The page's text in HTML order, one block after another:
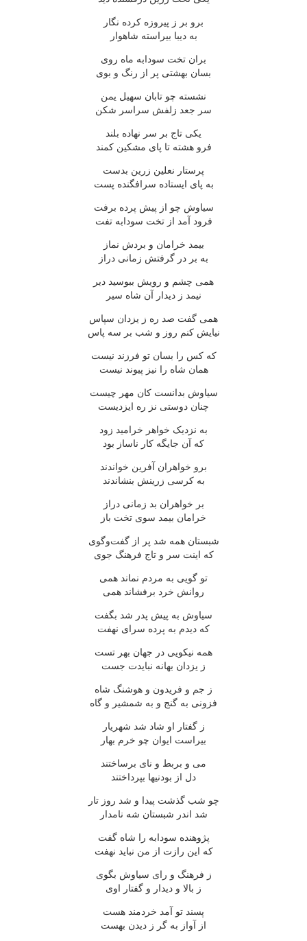
برو بر ز پیروزه کرده نگار
به دیبا بیراسته شاهوار
بران تخت سودابه ماه روی
بسان بهشتی پر از رنگ و بوی
نشسته چو تابان سهیل یمن
سر جعد زلفش سراسر شکن
یکی تاج بر سر نهاده بلند
فرو هشته تا پای مشکین کمند
پرستار نعلین زرین بدست
به پای ایستاده سرافگنده پست
سیاوش چو از پیش پرده برفت
فرود آمد از تخت سودابه تفت
بیمد خرامان و بردش نماز
به بر در گرفتش زمانی دراز
همی چشم و رویش ببوسید دیر
نیمد ز دیدار آن شاه سیر
همی گفت صد ره ز یزدان سپاس
نیایش کنم روز و شب بر سه پاس
که کس را بسان تو فرزند نیست
همان شاه را نیز پیوند نیست
سیاوش بدانست کان مهر چیست
چنان دوستی نز ره ایزدیست
به نزدیک خواهر خرامید زود
که آن جایگه کار ناساز بود
برو خواهران آفرین خواندند
به کرسی زرینش بنشاندند
بر خواهران بد زمانی دراز
خرامان بیمد سوی تخت باز
شبستان همه شد پر از گفت‌وگوی
که اینت سر و تاج فرهنگ جوی
تو گویی به مردم نماند همی
روانش خرد برفشاند همی
سیاوش به پیش پدر شد بگفت
که دیدم به پرده سرای نهفت
همه نیکویی در جهان بهر تست
ز یزدان بهانه نبایدت جست
ز جم و فریدون و هوشنگ شاه
فزونی به گنج و به شمشیر و گاه
ز گفتار او شاد شد شهریار
بیراست ایوان چو خرم بهار
می و بربط و نای برساختند
دل از بودنیها بپرداختند
چو شب گذشت پیدا و شد روز تار
شد اندر شبستان شه نامدار
پژوهنده سودابه را شاه گفت
که این رازت از من نباید نهفت
ز فرهنگ و رای سیاوش بگوی
ز بالا و دیدار و گفتار اوی
پسند تو آمد خردمند هست
از آواز به گر ز دیدن بهست